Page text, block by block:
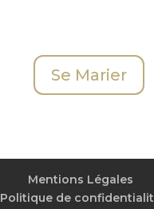
Se Marier
Mentions Légales
Politique de